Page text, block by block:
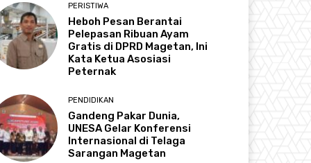
PERISTIWA
Heboh Pesan Berantai
Pelepasan Ribuan Ayam
Gratis di DPRD Magetan, Ini
Kata Ketua Asosiasi
Peternak
PENDIDIKAN
Gandeng Pakar Dunia,
UNESA Gelar Konferensi
Internasional di Telaga
Sarangan Magetan